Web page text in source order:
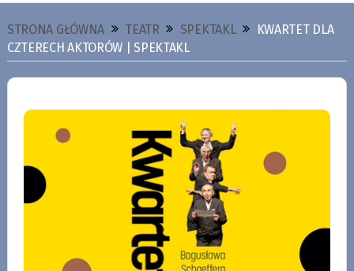
STRONA GŁÓWNA TEATR SPEKTAKL
KWARTET DLA
CZTERECH AKTORÓW | SPEKTAKL